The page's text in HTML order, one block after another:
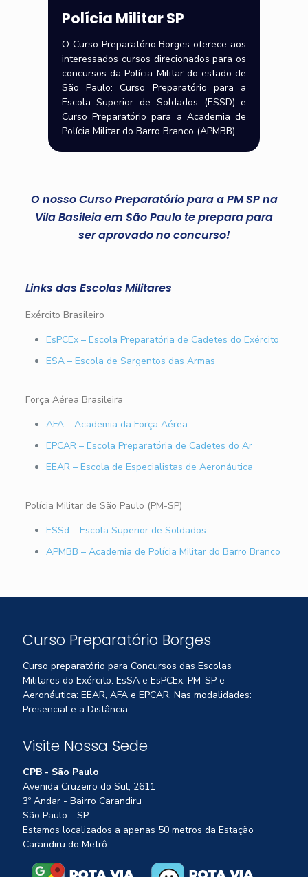
Polícia Militar SP
O Curso Preparatório Borges oferece aos
interessados cursos direcionados para os
concursos da Polícia Militar do estado de
São Paulo: Curso Preparatório para a
Escola Superior de Soldados (ESSD) e
Curso Preparatório para a Academia de
Polícia Militar do Barro Branco (APMBB).
O nosso Curso Preparatório para a PM SP na
Vila Basileia em São Paulo te prepara para
ser aprovado no concurso!
Links das Escolas Militares
Exército Brasileiro
EsPCEx – Escola Preparatória de Cadetes do Exército
ESA – Escola de Sargentos das Armas
Força Aérea Brasileira
AFA – Academia da Força Aérea
EPCAR – Escola Preparatória de Cadetes do Ar
EEAR – Escola de Especialistas de Aeronáutica
Polícia Militar de São Paulo (PM-SP)
ESSd – Escola Superior de Soldados
APMBB – Academia de Polícia Militar do Barro Branco
Curso Preparatório Borges
Curso preparatório para Concursos das Escolas
Militares do Exército: EsSA e EsPCEx, PM-SP e
Aeronáutica: EEAR, AFA e EPCAR. Nas modalidades:
Presencial e a Distância.
Visite Nossa Sede
CPB - São Paulo
Avenida Cruzeiro do Sul, 2611
3º Andar - Bairro Carandiru
São Paulo - SP.
Estamos localizados a apenas 50 metros da Estação
Carandiru do Metrô.